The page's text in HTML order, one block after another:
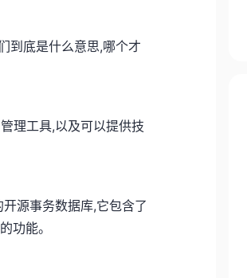
底是什么意思,哪个才
理工具,以及可以提供技
源事务数据库,它包含了
功能。